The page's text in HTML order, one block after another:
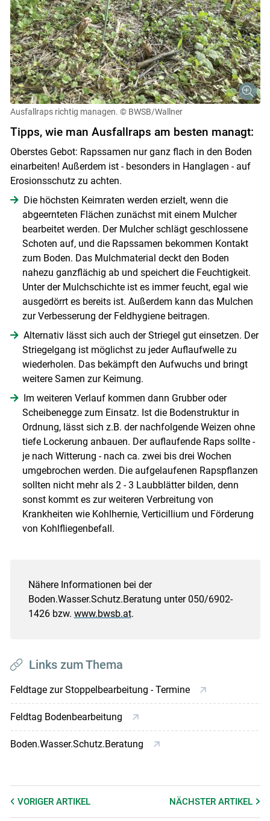
Ausfallraps richtig managen. © BWSB/Wallner
Tipps, wie man Ausfallraps am besten managt:
Oberstes Gebot: Rapssamen nur ganz flach in den Boden
einarbeiten! Außerdem ist - besonders in Hanglagen - auf
Erosionsschutz zu achten.
Die höchsten Keimraten werden erzielt, wenn die
abgeernteten Flächen zunächst mit einem Mulcher
bearbeitet werden. Der Mulcher schlägt geschlossene
Schoten auf, und die Rapssamen bekommen Kontakt
zum Boden. Das Mulchmaterial deckt den Boden
nahezu ganzflächig ab und speichert die Feuchtigkeit.
Unter der Mulchschichte ist es immer feucht, egal wie
ausgedörrt es bereits ist. Außerdem kann das Mulchen
zur Verbesserung der Feldhygiene beitragen.
Alternativ lässt sich auch der Striegel gut einsetzen. Der
Striegelgang ist möglichst zu jeder Auflaufwelle zu
wiederholen. Das bekämpft den Aufwuchs und bringt
weitere Samen zur Keimung.
Im weiteren Verlauf kommen dann Grubber oder
Scheibenegge zum Einsatz. Ist die Bodenstruktur in
Ordnung, lässt sich z.B. der nachfolgende Weizen ohne
tiefe Lockerung anbauen. Der auflaufende Raps sollte -
je nach Witterung - nach ca. zwei bis drei Wochen
umgebrochen werden. Die aufgelaufenen Rapspflanzen
sollten nicht mehr als 2 - 3 Laubblätter bilden, denn
sonst kommt es zur weiteren Verbreitung von
Krankheiten wie Kohlhernie, Verticillium und Förderung
von Kohlfliegenbefall.
Nähere Informationen bei der
Boden.Wasser.Schutz.Beratung unter 050/6902-
1426 bzw. www.bwsb.at.
Links zum Thema
Feldtage zur Stoppelbearbeitung - Termine
Feldtag Bodenbearbeitung
Boden.Wasser.Schutz.Beratung
VORIGER ARTIKEL NÄCHSTERARTIKEL